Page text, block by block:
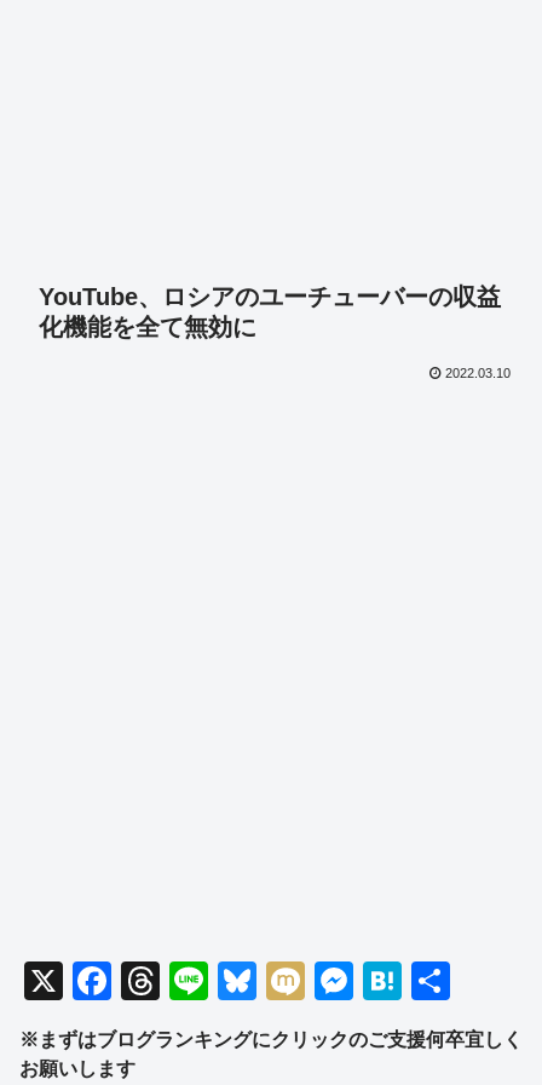
YouTube、ロシアのユーチューバーの収益
化機能を全て無効に
2022.03.10
X
F
a
c
T
hr
e
Li
n
e
Bl
e
M
ixi
M
ss
H
at
e
有
※まずはブログランキングにクリックのご支援何卒宜しく
お願いします